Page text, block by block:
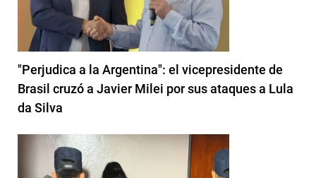
"Perjudica a la Argentina": el vicepresidente de
Brasil cruzó a Javier Milei por sus ataques a Lula
da Silva